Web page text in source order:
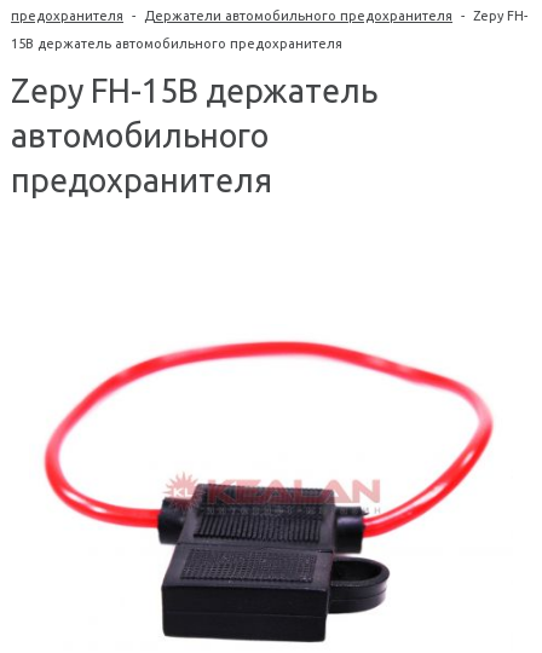
предохранителя - Держатели автомобильного предохранителя - Zepy FH-
15B держатель автомобильного предохранителя
Zepy FH-15B держатель
автомобильного
предохранителя